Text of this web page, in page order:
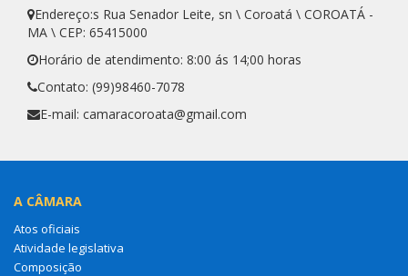
Endereço:s Rua Senador Leite, sn \ Coroatá \ COROATÁ -
MA \ CEP: 65415000
Horário de atendimento: 8:00 ás 14;00 horas
Contato: (99)98460-7078
E-mail: camaracoroata@gmail.com
A CÂMARA
Atos oficiais
Atividade legislativa
Composição